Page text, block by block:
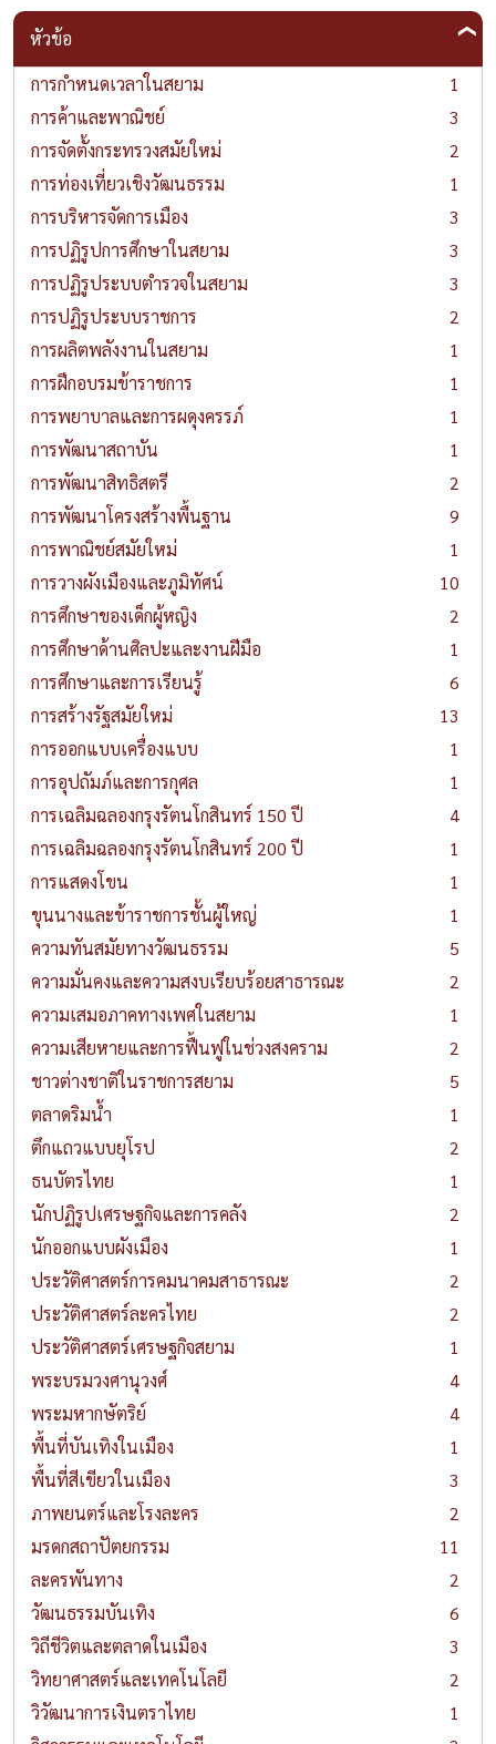
หัวข้อ
การกำหนดเวลาในสยาม
1
การค้าและพาณิชย์
3
การจัดตั้งกระทรวงสมัยใหม่
2
การท่องเที่ยวเชิงวัฒนธรรม
1
การบริหารจัดการเมือง
3
การปฏิรูปการศึกษาในสยาม
3
การปฏิรูประบบตำรวจในสยาม
3
การปฏิรูประบบราชการ
2
การผลิตพลังงานในสยาม
1
การฝึกอบรมข้าราชการ
1
การพยาบาลและการผดุงครรภ์
1
การพัฒนาสถาบัน
1
การพัฒนาสิทธิสตรี
2
การพัฒนาโครงสร้างพื้นฐาน
9
การพาณิชย์สมัยใหม่
1
การวางผังเมืองและภูมิทัศน์
10
การศึกษาของเด็กผู้หญิง
2
การศึกษาด้านศิลปะและงานฝีมือ
1
การศึกษาและการเรียนรู้
6
การสร้างรัฐสมัยใหม่
13
การออกแบบเครื่องแบบ
1
การอุปถัมภ์และการกุศล
1
การเฉลิมฉลองกรุงรัตนโกสินทร์ 150 ปี
4
การเฉลิมฉลองกรุงรัตนโกสินทร์ 200 ปี
1
การแสดงโขน
1
ขุนนางและข้าราชการชั้นผู้ใหญ่
1
ความทันสมัยทางวัฒนธรรม
5
ความมั่นคงและความสงบเรียบร้อยสาธารณะ
2
ความเสมอภาคทางเพศในสยาม
1
ความเสียหายและการฟื้นฟูในช่วงสงคราม
2
ชาวต่างชาติในราชการสยาม
5
ตลาดริมน้ำ
1
ตึกแถวแบบยุโรป
2
ธนบัตรไทย
1
นักปฏิรูปเศรษฐกิจและการคลัง
2
นักออกแบบผังเมือง
1
ประวัติศาสตร์การคมนาคมสาธารณะ
2
ประวัติศาสตร์ละครไทย
2
ประวัติศาสตร์เศรษฐกิจสยาม
1
พระบรมวงศานุวงศ์
4
พระมหากษัตริย์
4
พื้นที่บันเทิงในเมือง
1
พื้นที่สีเขียวในเมือง
3
ภาพยนตร์และโรงละคร
2
มรดกสถาปัตยกรรม
11
ละครพันทาง
2
วัฒนธรรมบันเทิง
6
วิถีชีวิตและตลาดในเมือง
3
วิทยาศาสตร์และเทคโนโลยี
2
วิวัฒนาการเงินตราไทย
1